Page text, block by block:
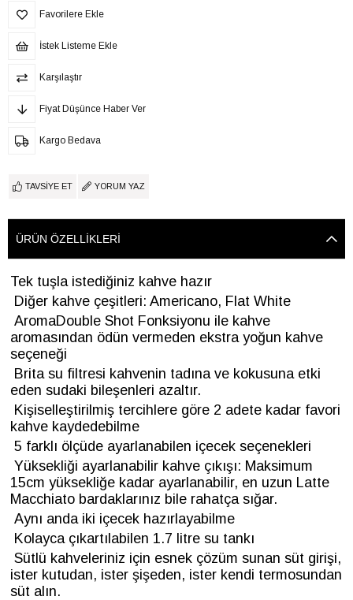
Favorilere Ekle
İstek Listeme Ekle
Karşılaştır
Fiyat Düşünce Haber Ver
Kargo Bedava
TAVSIYE ET YORUM YAZ
ÜRÜN ÖZELLIKLERI
Tek tuşla istediğiniz kahve hazır
Diğer kahve çeşitleri: Americano, Flat White
AromaDouble Shot Fonksiyonu ile kahve
aromasından ödün vermeden ekstra yoğun kahve
seçeneği
Brita su filtresi kahvenin tadına ve kokusuna etki
eden sudaki bileşenleri azaltır.
Kişiselleştirilmiş tercihlere göre 2 adete kadar favori
kahve kaydedebilme
5 farklı ölçüde ayarlanabilen içecek seçenekleri
Yüksekliği ayarlanabilir kahve çıkışı: Maksimum
15cm yüksekliğe kadar ayarlanabilir, en uzun Latte
Macchiato bardaklarınız bile rahatça sığar.
Aynı anda iki içecek hazırlayabilme
Kolayca çıkartılabilen 1.7 litre su tankı
Sütlü kahveleriniz için esnek çözüm sunan süt girişi,
ister kutudan, ister şişeden, ister kendi termosundan
süt alın.